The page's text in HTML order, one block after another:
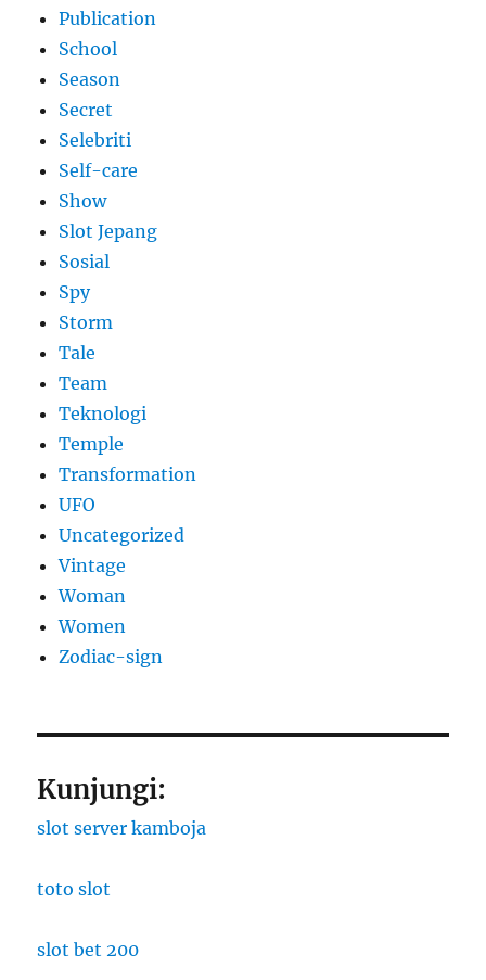
Publication
School
Season
Secret
Selebriti
Self-care
Show
Slot Jepang
Sosial
Spy
Storm
Tale
Team
Teknologi
Temple
Transformation
UFO
Uncategorized
Vintage
Woman
Women
Zodiac-sign
Kunjungi:
slot server kamboja
toto slot
slot bet 200